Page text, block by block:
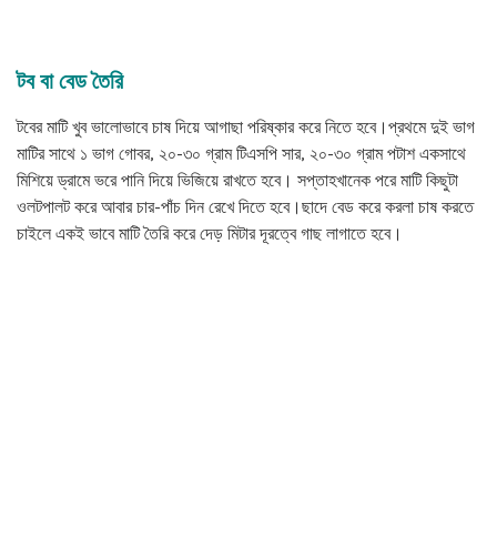
টব বা বেড তৈরি
টবের মাটি খুব ভালোভাবে চাষ দিয়ে আগাছা পরিষ্কার করে নিতে হবে।প্রথমে দুই ভাগ
মাটির সাথে ১ ভাগ গোবর, ২০-৩০ গ্রাম টিএসপি সার, ২০-৩০ গ্রাম পটাশ একসাথে
মিশিয়ে ড্রামে ভরে পানি দিয়ে ভিজিয়ে রাখতে হবে। সপ্তাহখানেক পরে মাটি কিছুটা
ওলটপালট করে আবার চার-পাঁচ দিন রেখে দিতে হবে।ছাদে বেড করে করলা চাষ করতে
চাইলে একই ভাবে মাটি তৈরি করে দেড় মিটার দূরত্বে গাছ লাগাতে হবে।